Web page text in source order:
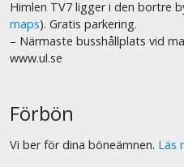
Himlen TV7 ligger i den bortre
maps). Gratis parkering.
– Närmaste busshållplats vid
www.ul.se
Förbön
Vi ber för dina böneämnen. Läs